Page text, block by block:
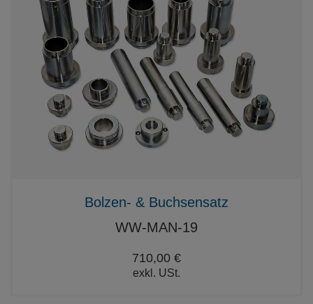
Bolzen- & Buchsensatz
WW-MAN-19
710,00 €
exkl. USt.